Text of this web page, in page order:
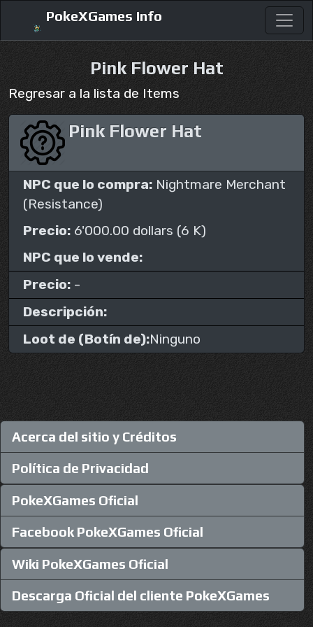
PokeXGames Info
Pink Flower Hat
Regresar a la lista de Items
Pink Flower Hat
NPC que lo compra: Nightmare Merchant
(Resistance)
Precio: 6'000.00 dollars (6 K)
NPC que lo vende:
Precio: -
Descripción:
Loot de (Botín de):Ninguno
Acerca del sitio y Créditos
Política de Privacidad
PokeXGames Oficial
Facebook PokeXGames Oficial
Wiki PokeXGames Oficial
Descarga Oficial del cliente PokeXGames